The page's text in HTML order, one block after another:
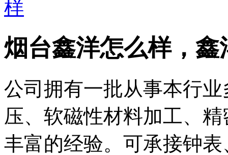
烟台鑫洋怎么样，
公司拥有一批从事本行
压、软磁性材料加工、
丰富的经验。可承接钟